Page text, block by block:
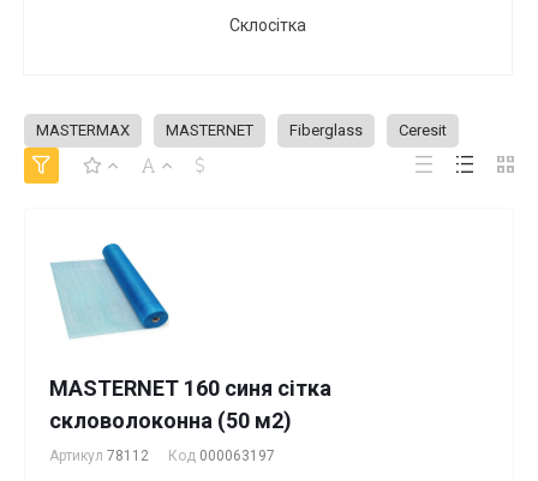
Склосітка
MASTERMAX MASTERNET Fiberglass Ceresit
MASTERNET 160 синя cітка
скловолоконна (50 м2)
Артикул 78112 Код 000063197